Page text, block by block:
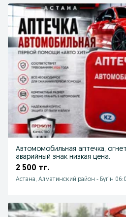
Автомомобильная аптечка,
аварийный знак низкая цена.
2 500 тг.
Астана, Алматинский район - Бүгін